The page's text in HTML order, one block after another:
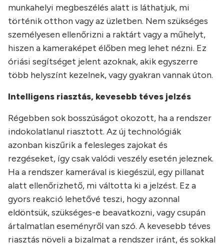
munkahelyi megbeszélés alatt is láthatjuk, mi
történik otthon vagy az üzletben. Nem szükséges
személyesen ellenőrizni a raktárt vagy a műhelyt,
hiszen a kameraképet élőben meg lehet nézni. Ez
óriási segítséget jelent azoknak, akik egyszerre
több helyszínt kezelnek, vagy gyakran vannak úton.
Intelligens riasztás, kevesebb téves jelzés
Régebben sok bosszúságot okozott, ha a rendszer
indokolatlanul riasztott. Az új technológiák
azonban kiszűrik a felesleges zajokat és
rezgéseket, így csak valódi veszély esetén jeleznek.
Ha a rendszer kamerával is kiegészül, egy pillanat
alatt ellenőrizhető, mi váltotta ki a jelzést. Ez a
gyors reakció lehetővé teszi, hogy azonnal
eldöntsük, szükséges-e beavatkozni, vagy csupán
ártalmatlan eseményről van szó. A kevesebb téves
riasztás növeli a bizalmat a rendszer iránt, és sokkal